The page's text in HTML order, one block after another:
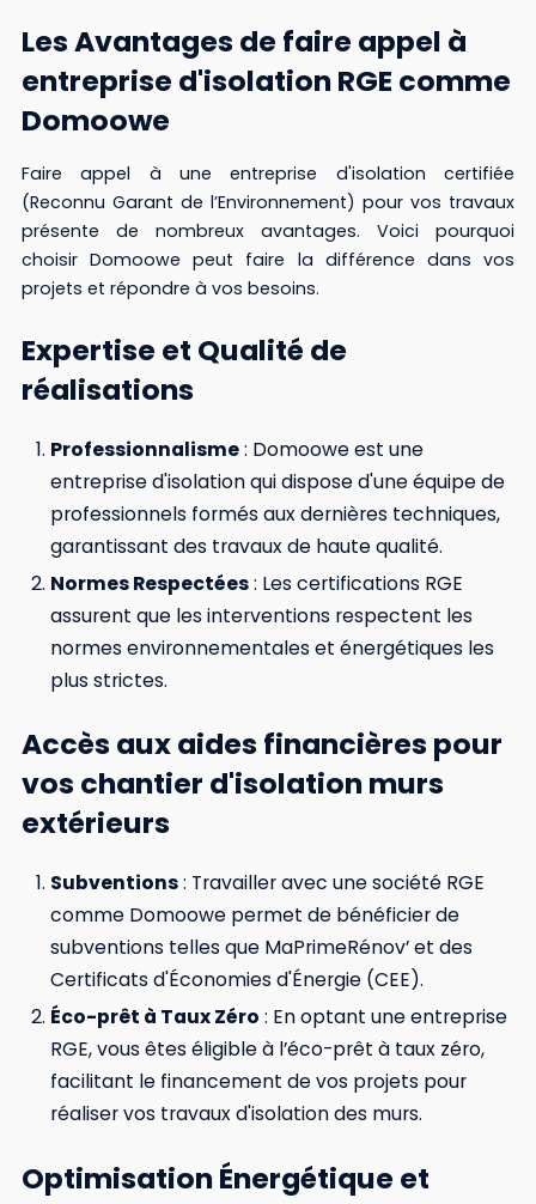
Les Avantages de faire appel à
entreprise d'isolation RGE comme
Domoowe
Faire appel à une entreprise d'isolation certifiée
(Reconnu Garant de l’Environnement) pour vos travaux
présente de nombreux avantages. Voici pourquoi
choisir Domoowe peut faire la différence dans vos
projets et répondre à vos besoins.
Expertise et Qualité de
réalisations
Professionnalisme: Domoowe est une
entreprise d'isolation qui dispose d'une équipe de
professionnels formés aux dernières techniques,
garantissant des travaux de haute qualité.
Normes Respectées: Les certifications RGE
assurent que les interventions respectent les
normes environnementales et énergétiques les
plus strictes.
Accès aux aides financières pour
vos chantier d'isolation murs
extérieurs
Subventions: Travailler avec une société RGE
comme Domoowe permet de bénéficier de
subventions telles que MaPrimeRénov’ et des
Certificats d'Économies d'Énergie (CEE).
Éco-prêt à Taux Zéro : En optant une entreprise
RGE, vous êtes éligible à l’éco-prêt à taux zéro,
facilitant le financement de vos projets pour
réaliser vos travaux d'isolation des murs.
Optimisation Énergétique et